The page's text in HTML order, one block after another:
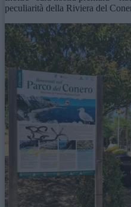
peculiarità della Riviera del